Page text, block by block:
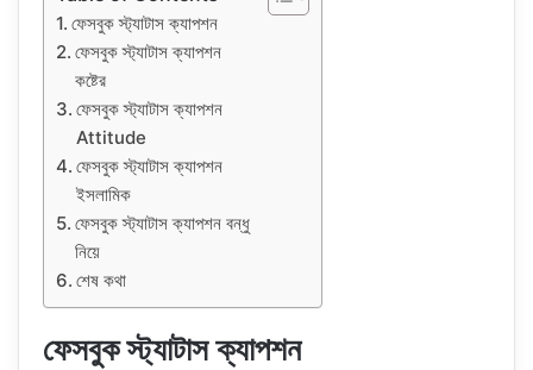
ফেসবুক স্ট্যাটাস ক্যাপশন
ফেসবুক স্ট্যাটাস ক্যাপশন
কষ্টের
ফেসবুক স্ট্যাটাস ক্যাপশন
Attitude
ফেসবুক স্ট্যাটাস ক্যাপশন
ইসলামিক
ফেসবুক স্ট্যাটাস ক্যাপশন বন্ধু
নিয়ে
শেষ কথা
ফেসবুক স্ট্যাটাস ক্যাপশন